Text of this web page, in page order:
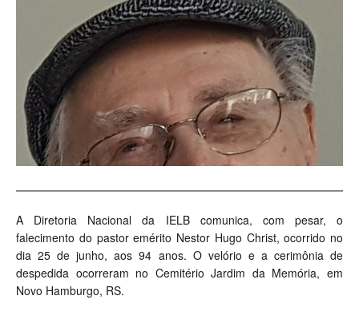
A Diretoria Nacional da IELB comunica, com pesar, o
falecimento do pastor emérito Nestor Hugo Christ, ocorrido no
dia 25 de junho, aos 94 anos. O velório e a cerimônia de
despedida ocorreram no Cemitério Jardim da Memória, em
Novo Hamburgo, RS.